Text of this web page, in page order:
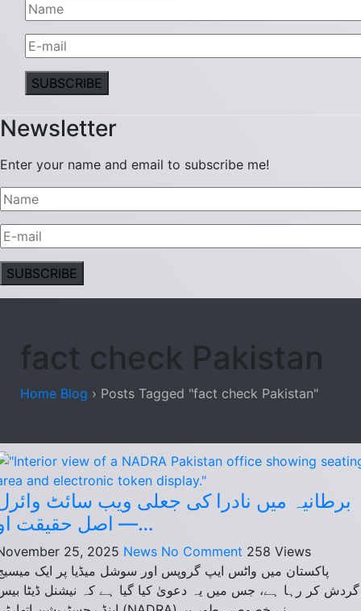
Newsletter
Enter your name and email to subscribe me!
fact check Pakistan
Home Blog › Posts Tagged "fact check Pakistan"
برطانیہ میں نادرا کی جعلی ویب سائٹ
— اصل حقیقت او…
25, 2025 News No Comment 258 Views
پاکستان میں واٹس ایپ گروپس اور سوشل میڈیا پر ایک
گردش کر رہا ہے، جس میں یہ دعویٰ کیا گیا ہے کہ نیشنل ڈیٹا